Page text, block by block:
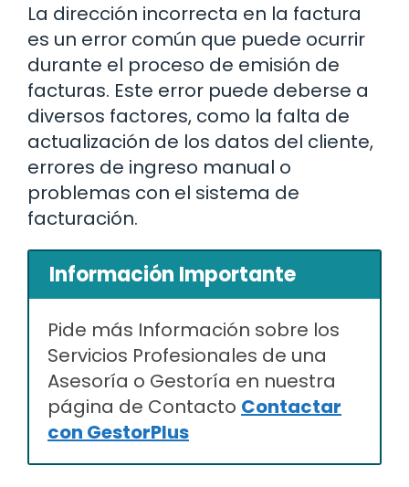
La dirección incorrecta en la factura
es un error común que puede ocurrir
durante el proceso de emisión de
facturas. Este error puede deberse a
diversos factores, como la falta de
actualización de los datos del cliente,
errores de ingreso manual o
problemas con el sistema de
facturación.
Información Importante
Pide más Información sobre los
Servicios Profesionales de una
Asesoría o Gestoría en nuestra
página de Contacto Contactar
con GestorPlus